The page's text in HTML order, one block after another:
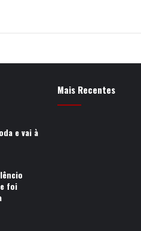
e vai à
foi
Mais Recentes